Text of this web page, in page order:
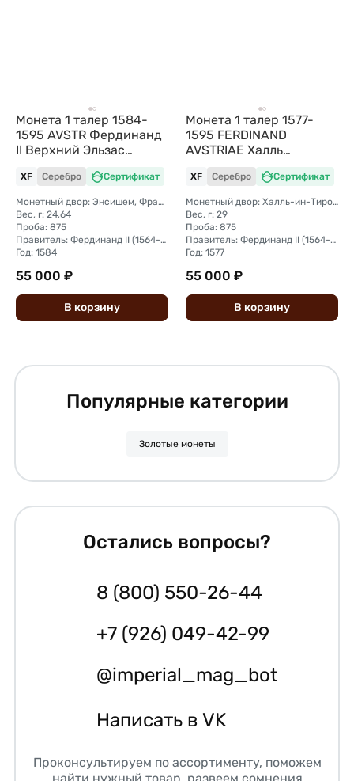
Монета 1 талер 1584-
1595 AVSTR Фердинанд
II Верхний Эльзас
Австрия
XF Серебро Сертификат
Монетный двор: Энсишем, Франция
Вес, г: 24,64
Проба: 875
Правитель: Фердинанд II (1564-1595)
Год: 1584
55 000 ₽
В корзину
Монета 1 талер 1577-
1595 FERDINAND
AVSTRIAE Халль
Фердинанд II Тироль
Австрия
XF Серебро Сертификат
Монетный двор: Халль-ин-Тироль
Вес, г: 29
Проба: 875
Правитель: Фердинанд II (1564-1595)
Год: 1577
55 000 ₽
В корзину
Популярные категории
Золотые монеты
Остались вопросы?
8 (800) 550-26-44
+7 (926) 049-42-99
@imperial_mag_bot
Написать в VK
Проконсультируем по ассортименту, поможем